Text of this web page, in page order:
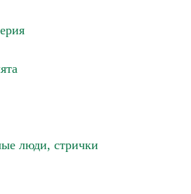
люди, стрички